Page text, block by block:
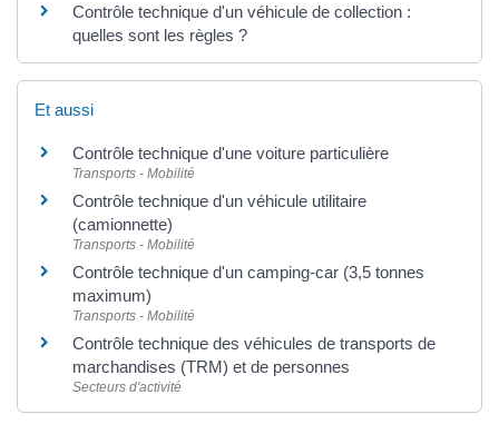
Contrôle technique d'un véhicule de collection :
quelles sont les règles ?
Et aussi
Contrôle technique d'une voiture particulière
Transports - Mobilité
Contrôle technique d'un véhicule utilitaire
(camionnette)
Transports - Mobilité
Contrôle technique d'un camping-car (3,5 tonnes
maximum)
Transports - Mobilité
Contrôle technique des véhicules de transports de
marchandises (TRM) et de personnes
Secteurs d'activité